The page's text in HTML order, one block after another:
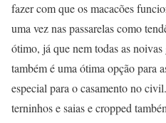
fazer com que os macacões
uma vez nas passarelas como
ótimo, já que nem todas as
também é uma ótima opção para
especial para o casamento no
terninhos e saias e cropped